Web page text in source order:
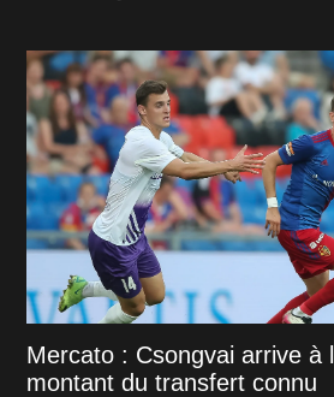
Mercato : Csongvai arrive à
montant du transfert connu